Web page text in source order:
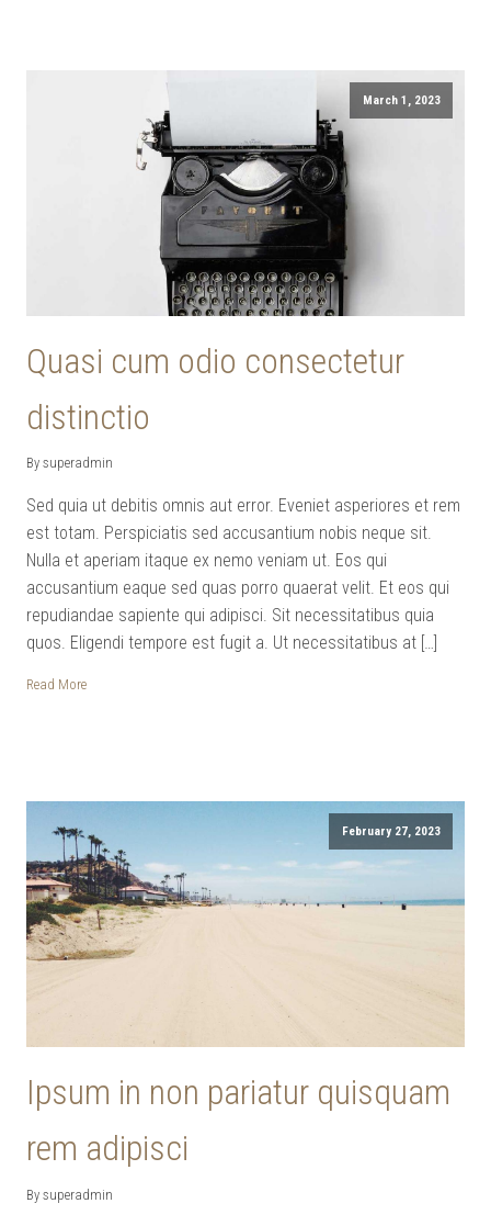
March 1, 2023
Quasi cum odio consectetur
distinctio
By superadmin
Sed quia ut debitis omnis aut error. Eveniet asperiores et rem
est totam. Perspiciatis sed accusantium nobis neque sit.
Nulla et aperiam itaque ex nemo veniam ut. Eos qui
accusantium eaque sed quas porro quaerat velit. Et eos qui
repudiandae sapiente qui adipisci. Sit necessitatibus quia
quos. Eligendi tempore est fugit a. Ut necessitatibus at […]
Read More
February 27, 2023
Ipsum in non pariatur quisquam
rem adipisci
By superadmin